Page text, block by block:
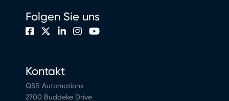
Kontakt
QSR Automations
2700 Buddeke Drive
Folgen Sie uns